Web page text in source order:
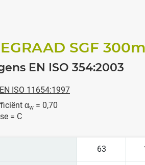
SGF 300
EN ISO 354:2003
ISO 11654:1997
αw = 0,70
= C
63